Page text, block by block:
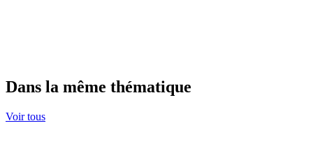
Dans la même thématique
Voir tous